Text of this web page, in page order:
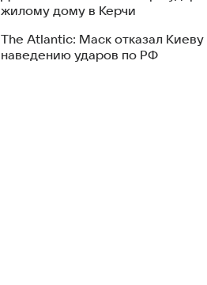
жилому дому в Керчи
The Atlantic: Маск отказал
наведению ударов по РФ